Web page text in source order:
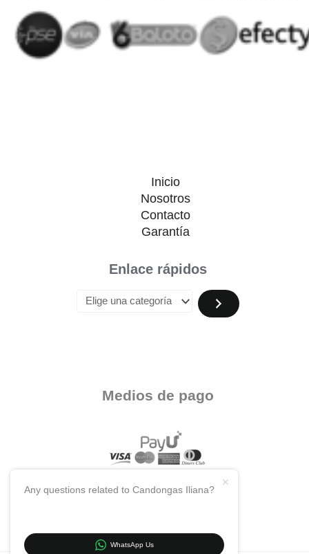
Inicio
Nosotros
Contacto
Garantía
Enlace rápidos
Medios de pago
Any questions related to Candongas Iliana?
WhatsApp Us